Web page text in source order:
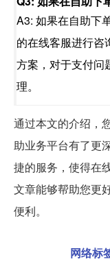
A3: 如果在自助下
的在线客服进行咨
方案，对于支付问
理。
通过本文的介绍，
助业务平台有了更
捷的服务，使得在
文章能够帮助您更
便利。
网络标